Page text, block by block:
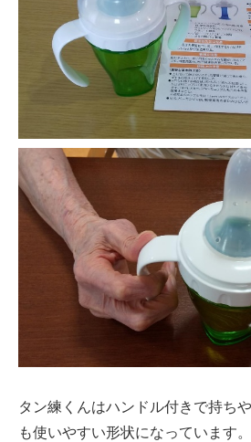
タン練くんはハンドル付きで持ち
も使いやすい形状になっています